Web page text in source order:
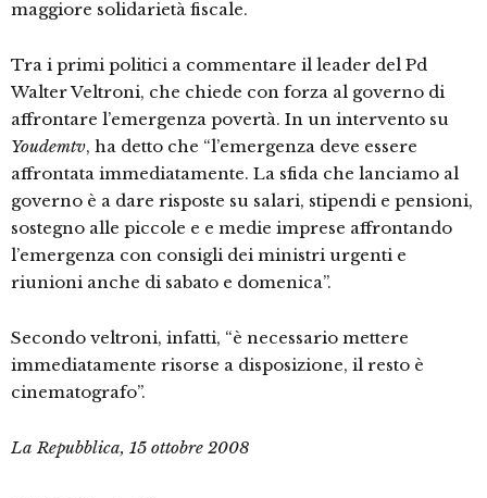
maggiore solidarietà fiscale.
Tra i primi politici a commentare il leader del Pd
Walter Veltroni, che chiede con forza al governo di
affrontare l’emergenza povertà. In un intervento su
Youdemtv, ha detto che “l’emergenza deve essere
affrontata immediatamente. La sfida che lanciamo al
governo è a dare risposte su salari, stipendi e pensioni,
sostegno alle piccole e e medie imprese affrontando
l’emergenza con consigli dei ministri urgenti e
riunioni anche di sabato e domenica”.
Secondo veltroni, infatti, “è necessario mettere
immediatamente risorse a disposizione, il resto è
cinematografo”.
La Repubblica, 15 ottobre 2008